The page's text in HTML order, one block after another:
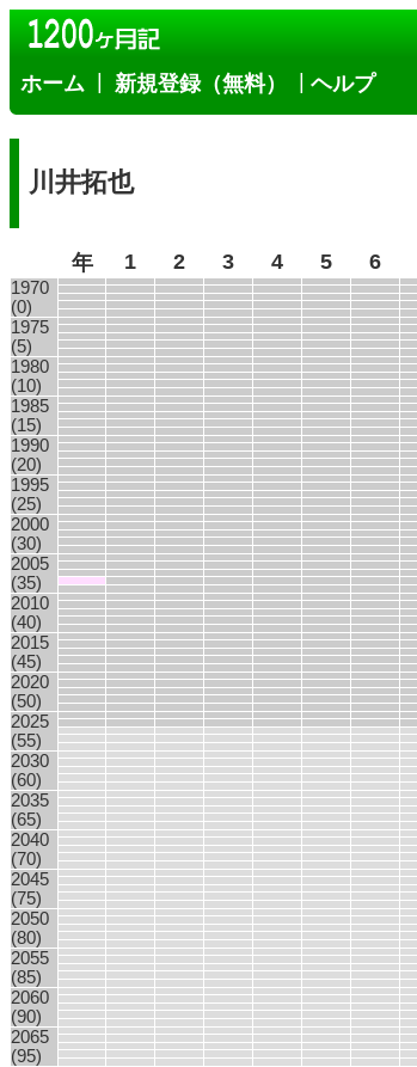
ホーム | 新規登録（無料） |ヘルプ
川井拓也
年 1 2 3 4 5 6
1970
(0)
1975
(5)
1980
(10)
1985
(15)
1990
(20)
1995
(25)
2000
(30)
2005
(35)
2010
(40)
2015
(45)
2020
(50)
2025
(55)
2030
(60)
2035
(65)
2040
(70)
2045
(75)
2050
(80)
2055
(85)
2060
(90)
2065
(95)